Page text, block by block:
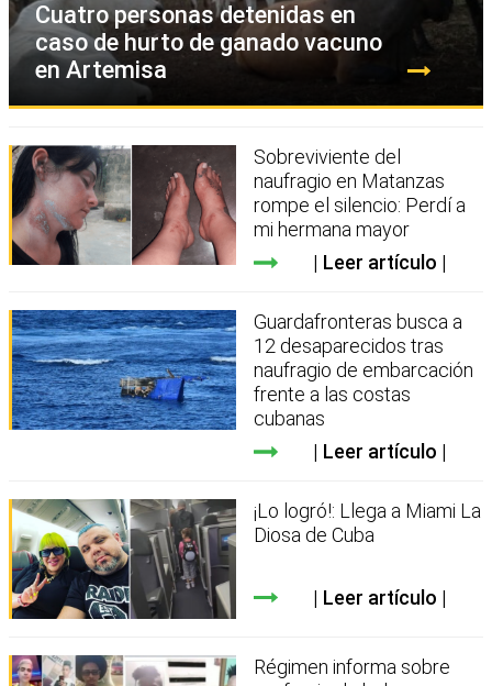
Cuatro personas detenidas en
caso de hurto de ganado vacuno
en Artemisa
Sobreviviente del
naufragio en Matanzas
rompe el silencio: Perdí a
mi hermana mayor
Leer artículo
Guardafronteras busca a
12 desaparecidos tras
naufragio de embarcación
frente a las costas
cubanas
Leer artículo
¡Lo logró!: Llega a Miami La
Diosa de Cuba
Leer artículo
Régimen informa sobre